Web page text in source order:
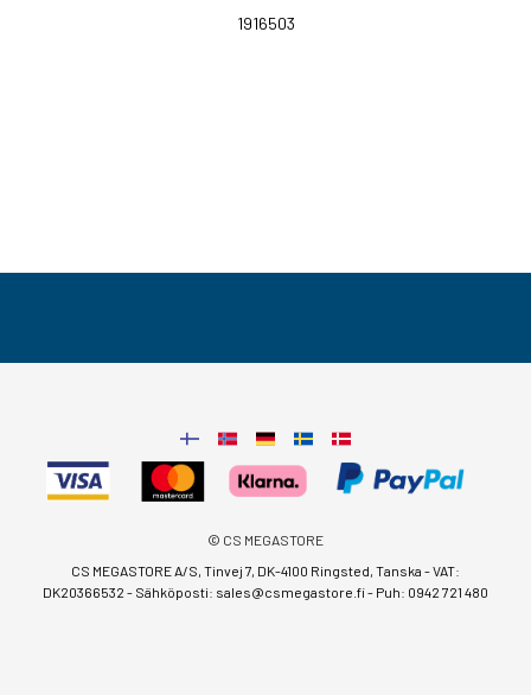
1916503
© CS MEGASTORE
CS MEGASTORE A/S, Tinvej 7, DK-4100 Ringsted, Tanska - VAT:
DK20366532 - Sähköposti: sales@csmegastore.fi- Puh: 0942 721 480